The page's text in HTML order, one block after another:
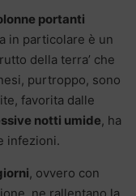
portanti
in particolare è un
della terra’ che
purtroppo, sono
favorita dalle
notti umide, ha
infezioni.
, ovvero con
ne rallentano la